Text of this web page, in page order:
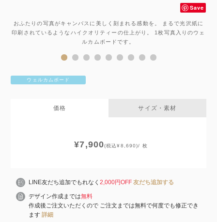
Save
おふたりの写真がキャンバスに美しく刻まれる感動を。 まるで光沢紙に
印刷されているようなハイクオリティーの仕上がり。 1枚写真入りのウェ
ルカムボードです。
ウェルカムボード
価格 サイズ・素材
¥7,900(税込¥8,690)/ 枚
LINE友だち追加でもれなく2,000円OFF 友だち追加する
デザイン作成までは無料
作成後ご注文いただくので ご注文までは無料で何度でも修正でき
ます詳細